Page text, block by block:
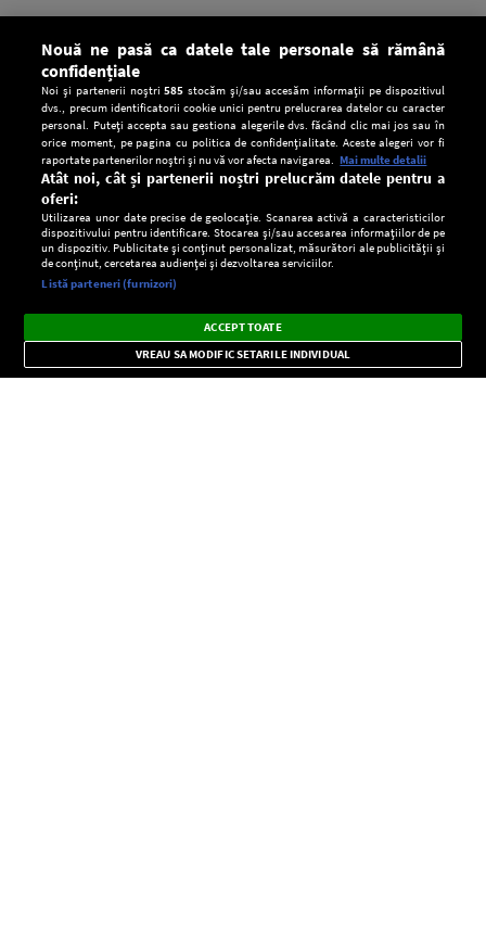
CONFIDENŢIALITATE
Setări:
Dark
Mode
Radio live, podcasturi, știri și alerte
importante.
×
Nouă ne pasă ca datele tale personale să rămână
confidențiale
Noi și partenerii noștri585 stocăm și/sau accesăm informații pe dispozitivul
dvs., precum identificatorii cookie unici pentru prelucrarea datelor cu caracter
personal. Puteți accepta sau gestiona alegerile dvs. făcând clic mai jos sau în
orice moment, pe pagina cu politica de confidențialitate. Aceste alegeri vor fi
raportate partenerilor noștri și nu vă vor afecta navigarea. Mai multe detalii
Atât noi, cât și partenerii noștri prelucrăm datele pentru a
oferi:
Utilizarea unor date precise de geolocație. Scanarea activă a caracteristicilor
dispozitivului pentru identificare. Stocarea și/sau accesarea informațiilor de pe
un dispozitiv. Publicitate și conținut personalizat, măsurători ale publicității și
de conținut, cercetarea audienței și dezvoltarea serviciilor.
Listă parteneri (furnizori)
ACCEPT TOATE
VREAU SA MODIFIC SETARILE INDIVIDUAL